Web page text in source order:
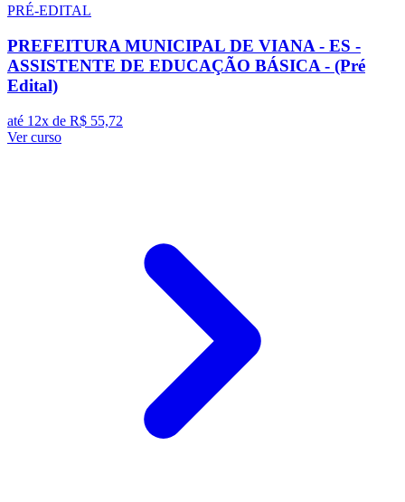
PRÉ-EDITAL
PREFEITURA MUNICIPAL DE VIANA - ES -
ASSISTENTE DE EDUCAÇÃO BÁSICA - (Pré
Edital)
até 12x de R$ 55,72
Ver curso